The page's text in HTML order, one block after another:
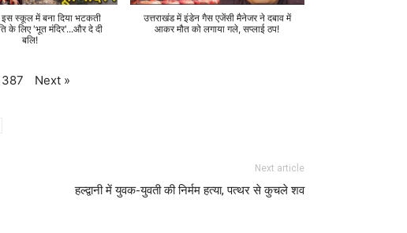
स्कूल में बना दिया भटकती
के लिए 'भूत मंदिर'...और दे दी
बलि!
उत्तराखंड में इंडेन गैस एजेंसी मैनेजर ने दबाव में
आकर मौत को लगाया गले, सप्लाई ठप!
387 Next »
Next article
हल्द्वानी में युवक-युवती की निर्मम हत्या, पत्थर से कुचले शव